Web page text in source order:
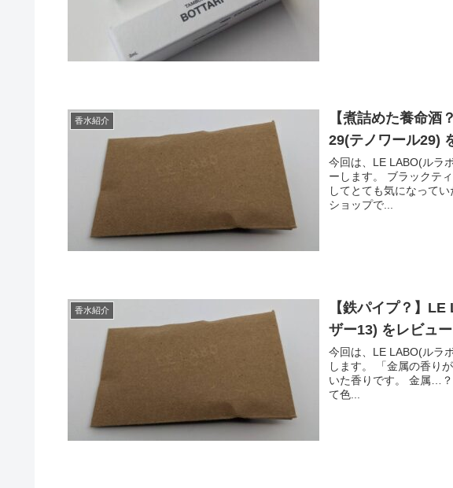
香水紹介
【煮詰めた養命
29(テノワール29)
今回は、LE LABO(ルラ
ーします。 ブラックティーの葉の香りとのことで、紅茶の香り好きと
してとても気になっていた香りです。 ぜひ
ショップで...
香水紹介
【鉄パイプ？】
ザー13) をレビュー
今回は、LE LABO(ルラ
します。 「金属の香りがする」というレビューを見てから気になって
いた香りです。 金属…？金属の香りかつ、良い香りとは…？ 気になっ
て色...